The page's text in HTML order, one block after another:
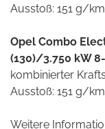
Ausstoß: 151 g/
Opel Combo
(130)/3.750 kW
kombinierter
Ausstoß: 151 g/
Weitere